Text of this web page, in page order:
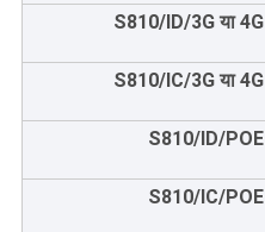
S810/ID/3G या 4G
S810/IC/3G या 4G
S810/ID/POE
S810/IC/POE